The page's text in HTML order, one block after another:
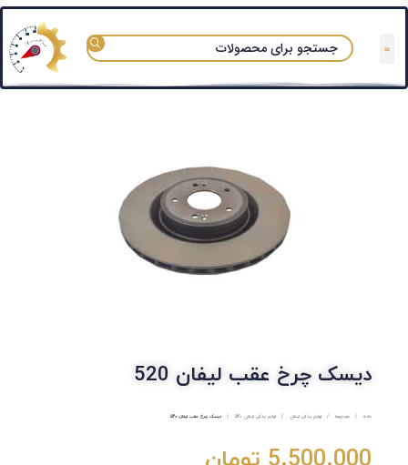
دیسک چرخ عقب لیفان 520
خانه خودروها لوازم یدکی لیفان لوازم یدکی لیفان 520 دیسک چرخ عقب لیفان 520